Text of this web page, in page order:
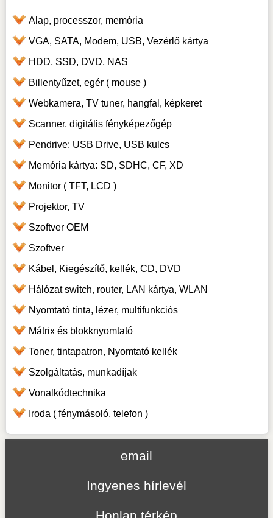
Alap, processzor, memória
VGA, SATA, Modem, USB, Vezérlő kártya
HDD, SSD, DVD, NAS
Billentyűzet, egér ( mouse )
Webkamera, TV tuner, hangfal, képkeret
Scanner, digitális fényképezőgép
Pendrive: USB Drive, USB kulcs
Memória kártya: SD, SDHC, CF, XD
Monitor ( TFT, LCD )
Projektor, TV
Szoftver OEM
Szoftver
Kábel, Kiegészítő, kellék, CD, DVD
Hálózat switch, router, LAN kártya, WLAN
Nyomtató tinta, lézer, multifunkciós
Mátrix és blokknyomtató
Toner, tintapatron, Nyomtató kellék
Szolgáltatás, munkadíjak
Vonalkódtechnika
Iroda ( fénymásoló, telefon )
email
Ingyenes hírlevél
Honlap térkép